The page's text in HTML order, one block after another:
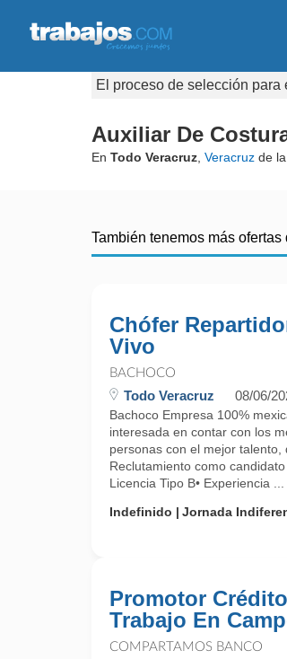
El proceso de selección para
Auxiliar De
En Todo Veracruz Veracruz de
También tenemos más
Chófer
Vivo
BACHOCO
Todo Veracruz 08/06/
Bachoco Empresa 100%
interesada en contar con los
personas con el mejor
Reclutamiento como
Licencia Tipo B• Experiencia ...
Indefinido
Jornada
Promotor
Trabajo En
COMPARTAMOS BANCO